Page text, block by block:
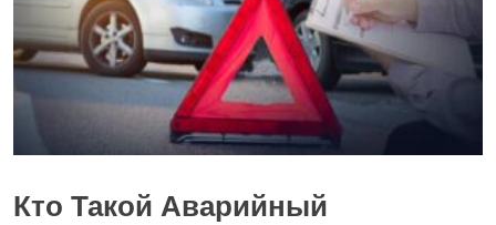
Кто Такой Аварийный